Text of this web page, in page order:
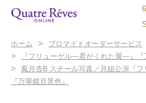
ホーム > ブロマイドオーダーサービス
> 『フリューゲル―君がくれた翼―』『
>
鳳月杏B スチール写真／月組公演『
『万華鏡百景色』